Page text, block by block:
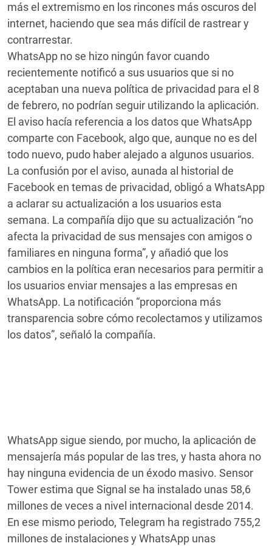
más el extremismo en los rincones más oscuros del
internet, haciendo que sea más difícil de rastrear y
contrarrestar.
WhatsApp no se hizo ningún favor cuando
recientemente notificó a sus usuarios que si no
aceptaban una nueva política de privacidad para el 8
de febrero, no podrían seguir utilizando la aplicación.
El aviso hacía referencia a los datos que WhatsApp
comparte con Facebook, algo que, aunque no es del
todo nuevo, pudo haber alejado a algunos usuarios.
La confusión por el aviso, aunada al historial de
Facebook en temas de privacidad, obligó a WhatsApp
a aclarar su actualización a los usuarios esta
semana. La compañía dijo que su actualización “no
afecta la privacidad de sus mensajes con amigos o
familiares en ninguna forma”, y añadió que los
cambios en la política eran necesarios para permitir a
los usuarios enviar mensajes a las empresas en
WhatsApp. La notificación “proporciona más
transparencia sobre cómo recolectamos y utilizamos
los datos”, señaló la compañía.
WhatsApp sigue siendo, por mucho, la aplicación de
mensajería más popular de las tres, y hasta ahora no
hay ninguna evidencia de un éxodo masivo. Sensor
Tower estima que Signal se ha instalado unas 58,6
millones de veces a nivel internacional desde 2014.
En ese mismo periodo, Telegram ha registrado 755,2
millones de instalaciones y WhatsApp unas